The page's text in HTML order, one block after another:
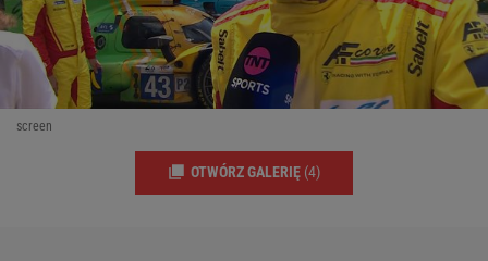
screen
OTWÓRZ GALERIĘ (4)